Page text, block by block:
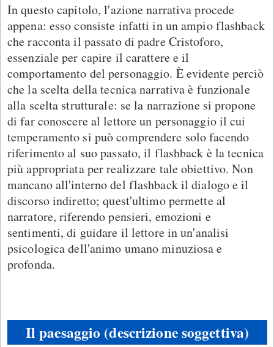
In questo capitolo, l'azione narrativa procede
appena: esso consiste infatti in un ampio flashback
che racconta il passato di padre Cristoforo,
essenziale per capire il carattere e il
comportamento del personaggio. È evidente perciò
che la scelta della tecnica narrativa è funzionale
alla scelta strutturale: se la narrazione si propone
di far conoscere al lettore un personaggio il cui
temperamento si può comprendere solo facendo
riferimento al suo passato, il flashback è la tecnica
più appropriata per realizzare tale obiettivo. Non
mancano all'interno del flashback il dialogo e il
discorso indiretto; quest'ultimo permette al
narratore, riferendo pensieri, emozioni e
sentimenti, di guidare il lettore in un'analisi
psicologica dell'animo umano minuziosa e
profonda.
Il paesaggio (descrizione soggettiva)